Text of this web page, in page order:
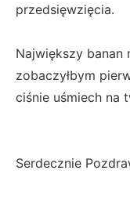
przedsięwzięcia.
Największy banan
zobaczyłbym
ciśnie uśmiech na
Serdecznie